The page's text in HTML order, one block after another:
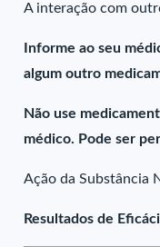
A interação com
Informe ao seu
algum outro
Não use
médico. Pode ser
Ação da Substância
Resultados de